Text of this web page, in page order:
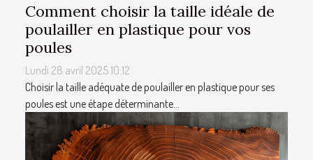
Comment choisir la taille idéale de
poulailler en plastique pour vos
poules
Lundi 28 avril 2025 10:12
Choisir la taille adéquate de poulailler en plastique pour ses
poules est une étape déterminante...